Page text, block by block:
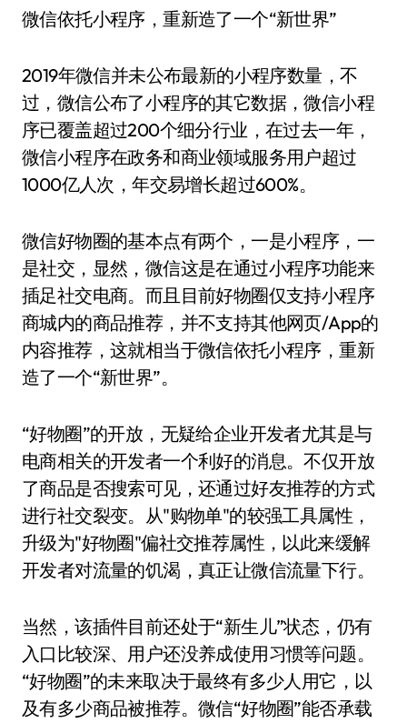
微信依托小程序，重新造了一个“新世界”
2019年微信并未公布最新的小程序数量，不
过，微信公布了小程序的其它数据，微信小程
序已覆盖超过200个细分行业，在过去一年，
微信小程序在政务和商业领域服务用户超过
1000亿人次，年交易增长超过600%。
微信好物圈的基本点有两个，一是小程序，一
是社交，显然，微信这是在通过小程序功能来
插足社交电商。而且目前好物圈仅支持小程序
商城内的商品推荐，并不支持其他网页/App的
内容推荐，这就相当于微信依托小程序，重新
造了一个“新世界”。
“好物圈”的开放，无疑给企业开发者尤其是与
电商相关的开发者一个利好的消息。不仅开放
了商品是否搜索可见，还通过好友推荐的方式
进行社交裂变。从"购物单"的较强工具属性，
升级为"好物圈"偏社交推荐属性，以此来缓解
开发者对流量的饥渴，真正让微信流量下行。
当然，该插件目前还处于“新生儿”状态，仍有
入口比较深、用户还没养成使用习惯等问题。
“好物圈”的未来取决于最终有多少人用它，以
及有多少商品被推荐。微信“好物圈”能否承载